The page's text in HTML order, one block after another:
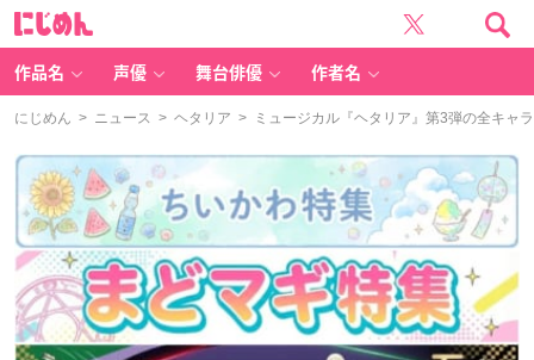
作品名 声優 舞台俳優 作者名
にじめん > ニュース > ヘタリア > ミュージカル『ヘタリア』第3弾の全キャ